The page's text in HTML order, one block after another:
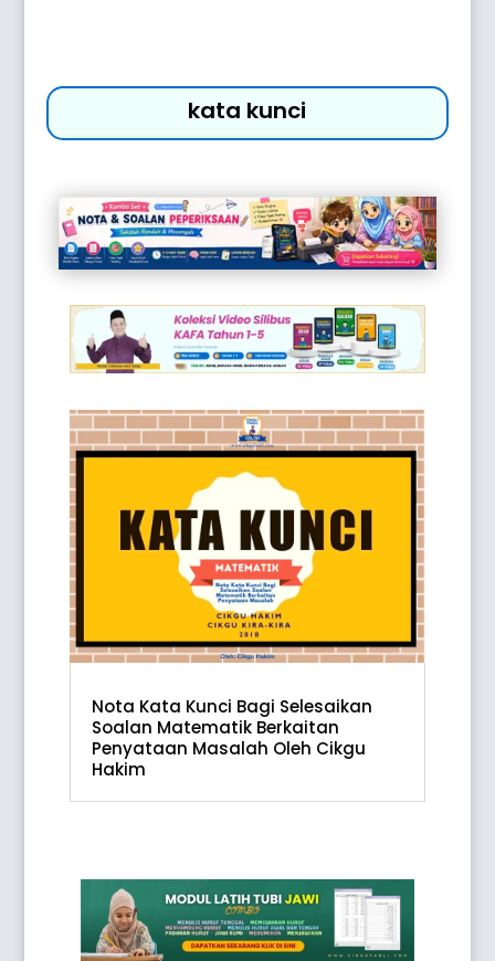
kata kunci
Nota Kata Kunci Bagi Selesaikan
Soalan Matematik Berkaitan
Penyataan Masalah Oleh Cikgu
Hakim